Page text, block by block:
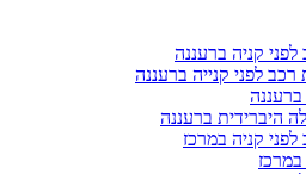
קניה ברעננה
רכב לפני קנייה ברעננה
ברעננה
היברידית ברעננה
קניה במרכז
במרכז